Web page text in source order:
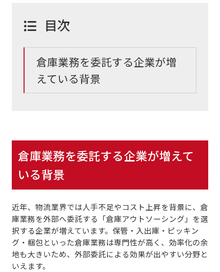
目次
倉庫業務を委託する企業が増
えている背景
倉庫業務を委託する企業が増えて
いる背景
近年、物流業界では人手不足やコスト上昇を背景に、倉
庫業務を外部へ委託する 「倉庫アウトソーシング」 を選
択する企業が増えています。保管・入出庫・ピッキン
グ・梱包といった倉庫業務は専門性が高く、効率化の余
地も大きいため、外部委託による効果が出やすい分野と
いえます。